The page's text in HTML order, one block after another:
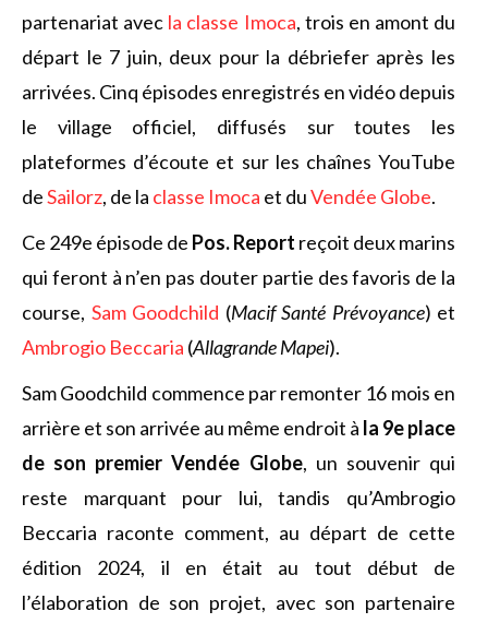
partenariat avec la classe Imoca, trois en amont du
départ le 7 juin, deux pour la débriefer après les
arrivées. Cinq épisodes enregistrés en vidéo depuis
le village officiel, diffusés sur toutes les
plateformes d’écoute et sur les chaînes YouTube
deSailorz, de la classe Imoca et duVendée Globe.
Ce 249e épisode de Pos. Report reçoit deux marins
qui feront à n’en pas douter partie des favoris de la
course, Sam Goodchild (Macif Santé Prévoyance) et
Ambrogio Beccaria (Allagrande Mapei).
Sam Goodchild commence par remonter 16 mois en
arrière et son arrivée au même endroit à la 9e place
de son premier Vendée Globe, un souvenir qui
reste marquant pour lui, tandis qu’Ambrogio
Beccaria raconte comment, au départ de cette
édition 2024, il en était au tout début de
l’élaboration de son projet, avec son partenaire